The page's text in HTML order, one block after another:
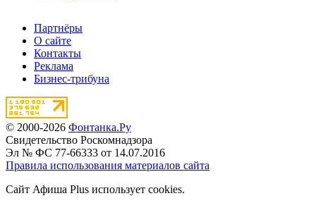
Партнёры
О сайте
Контакты
Реклама
Бизнес-трибуна
© 2000-2026 Фонтанка.Ру
Свидетельство Роскомнадзора
Эл № ФС 77-66333 от 14.07.2016
Правила использования материалов сайта
Сайт Афиша Plus использует cookies.